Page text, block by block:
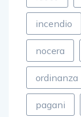
incendio
nocera
ordinanza
pagani